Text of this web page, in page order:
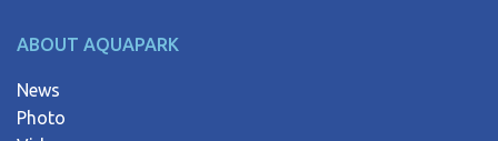
ABOUT AQUAPARK
News
Photo